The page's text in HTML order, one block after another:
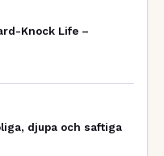
Knock Life –
djupa och saftiga